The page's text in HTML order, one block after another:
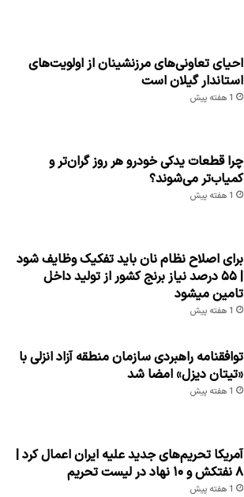
احیای تعاونی‌های مرزنشینان از اولویت‌های
استاندار گیلان است
1 هفته پیش
چرا قطعات یدکی خودرو هر روز گران‌تر و
کمیاب‌تر می‌شوند؟
1 هفته پیش
برای اصلاح نظام نان باید تفکیک وظایف شود
| ۵۵ درصد نیاز برنج کشور از تولید داخل
تامین میشود
1 هفته پیش
توافقنامه راهبردی سازمان منطقه آزاد انزلی با
«تیتان دیزل» امضا شد
1 هفته پیش
آمریکا تحریم‌های جدید علیه ایران اعمال کرد |
۸ نفتکش و ۱۰ نهاد در لیست تحریم
1 هفته پیش